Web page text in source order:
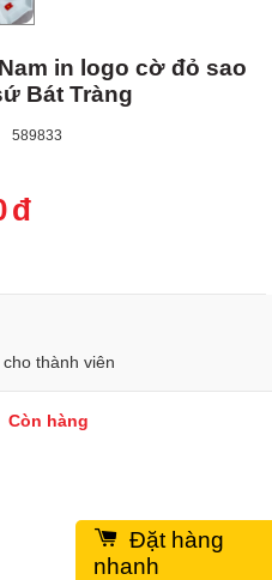
in logo cờ đỏ sao
Bát Tràng
589833
đ
thành viên
Còn hàng
Đặt hàng
nhanh